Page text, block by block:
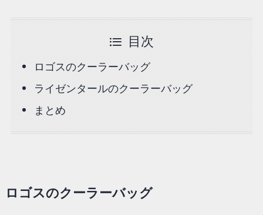
目次
ロゴスのクーラーバッグ
ライゼンタールのクーラーバッグ
まとめ
ロゴスのクーラーバッグ